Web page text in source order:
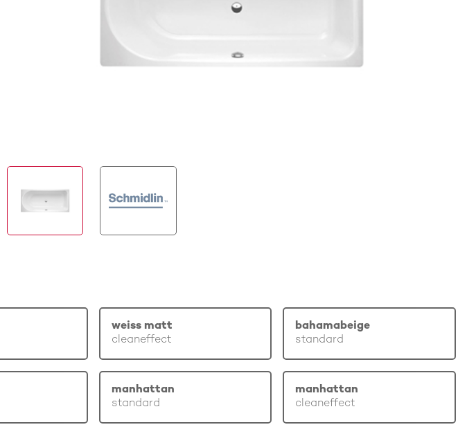
weiss matt
cleaneffect
bahamabeige
standard
manhattan
standard
manhattan
cleaneffect